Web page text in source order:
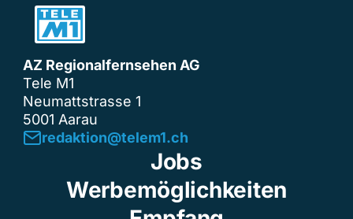
AZ Regionalfernsehen AG
Tele M1
Neumattstrasse 1
5001 Aarau
redaktion@telem1.ch
Jobs
Werbemöglichkeiten